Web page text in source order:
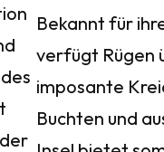
Bekannt für
verfügt Rügen
imposante
Buchten und